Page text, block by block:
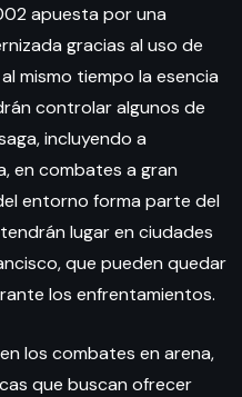
apuesta por una
gracias al uso de
mismo tiempo la esencia
controlar algunos de
incluyendo a
en combates a gran
entorno forma parte del
lugar en ciudades
que pueden quedar
los enfrentamientos.
los combates en arena,
que buscan ofrecer